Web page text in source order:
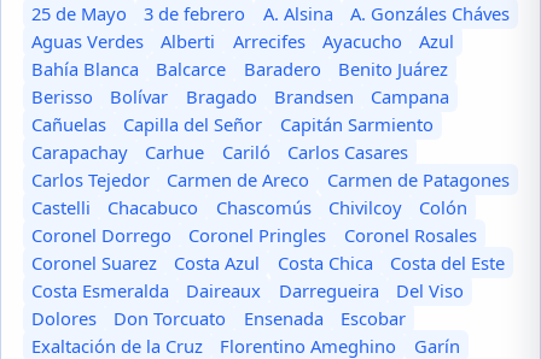
25 de Mayo 3 de febrero A. Alsina
A. Gonzáles Cháves
Aguas Verdes
Alberti Arrecifes Ayacucho
Azul
Bahía Blanca
Balcarce Baradero
Benito Juárez
Berisso
Bolívar Bragado Brandsen
Campana
Cañuelas
Capilla del Señor
Capitán Sarmiento
Carapachay
Carhue Cariló
Carlos Casares
Carlos Tejedor
Carmen de Areco
Carmen de Patagones
Castelli
Chacabuco Chascomús Chivilcoy
Colón
Coronel Dorrego
Coronel Pringles
Coronel Rosales
Coronel Suarez
Costa Azul Costa Chica
Costa del Este
Costa Esmeralda
Daireaux Darregueira
Del Viso
Dolores
Don Torcuato Ensenada
Escobar
Exaltación de la Cruz
Florentino Ameghino
Garín